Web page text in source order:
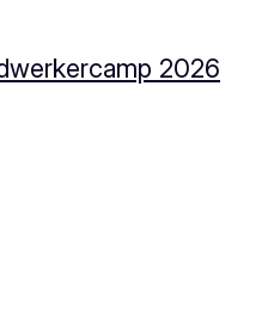
2026